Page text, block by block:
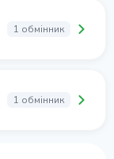
1 обмінник
1 обмінник